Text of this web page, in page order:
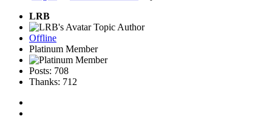
LRB
Topic Author
Offline
Platinum Member
Posts: 708
Thanks: 712